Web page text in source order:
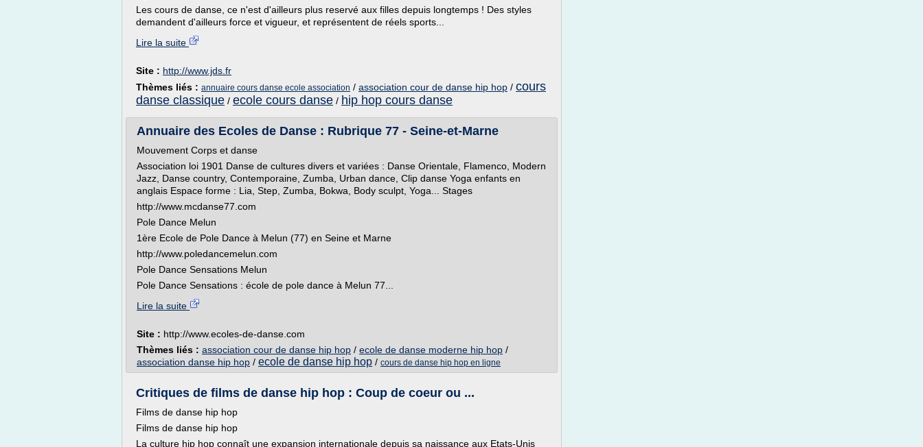
Les cours de danse, ce n'est d'ailleurs plus reservé aux filles depuis longtemps ! Des styles
demandent d'ailleurs force et vigueur, et représentent de réels sports...
Lire la suite
Site : http://www.jds.fr
Thèmes liés : annuaire cours danse ecole association / association cour de danse hip hop / cours
danse classique / ecole cours danse / hip hop cours danse
Annuaire des Ecoles de Danse : Rubrique 77 - Seine-et-Marne
Mouvement Corps et danse
Association loi 1901 Danse de cultures divers et variées : Danse Orientale, Flamenco, Modern
Jazz, Danse country, Contemporaine, Zumba, Urban dance, Clip danse Yoga enfants en
anglais Espace forme : Lia, Step, Zumba, Bokwa, Body sculpt, Yoga... Stages
http://www.mcdanse77.com
Pole Dance Melun
1ère Ecole de Pole Dance à Melun (77) en Seine et Marne
http://www.poledancemelun.com
Pole Dance Sensations Melun
Pole Dance Sensations : école de pole dance à Melun 77...
Lire la suite
Site : http://www.ecoles-de-danse.com
Thèmes liés : association cour de danse hip hop / ecole de danse moderne hip hop /
association danse hip hop / ecole de danse hip hop / cours de danse hip hop en ligne
Critiques de films de danse hip hop : Coup de coeur ou ...
Films de danse hip hop
Films de danse hip hop
La culture hip hop connaît une expansion internationale depuis sa naissance aux Etats-Unis